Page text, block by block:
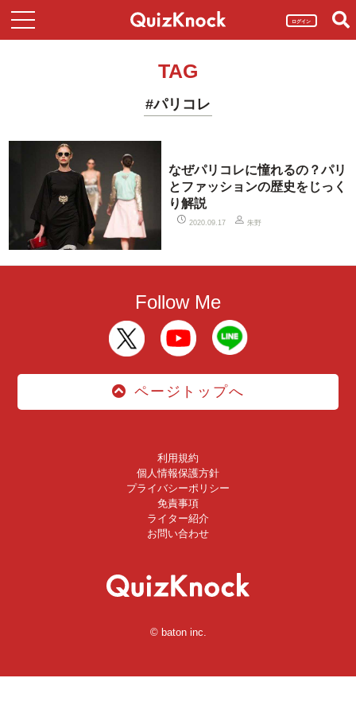
ログイン
TAG
#パリコレ
なぜパリコレに憧れるの？パリ
とファッションの歴史をじっく
り解説
2020.09.17 朱野
Follow Me
ページトップへ
利用規約
個人情報保護方針
プライバシーポリシー
免責事項
ライター紹介
お問い合わせ
© baton inc.